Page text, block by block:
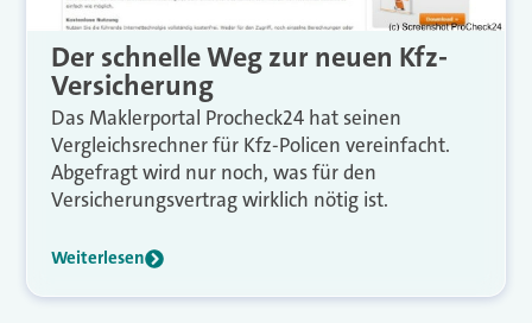
Der schnelle Weg zur neuen Kfz-
Versicherung
Das Maklerportal Procheck24 hat seinen
Vergleichsrechner für Kfz-Policen vereinfacht.
Abgefragt wird nur noch, was für den
Versicherungsvertrag wirklich nötig ist.
Weiterlesen